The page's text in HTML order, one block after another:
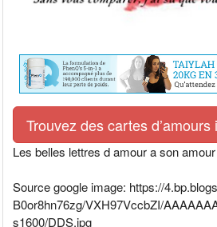
Trouvez des cartes
Les belles lettres d amour a son amour
Source google image: https://
B0or8hn76zg/VXH97VccbZI/
s1600/DDS.jpg